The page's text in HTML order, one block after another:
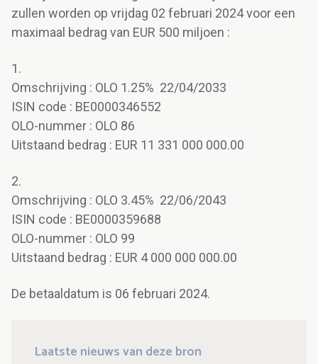
zullen worden op vrijdag 02 februari 2024 voor een
maximaal bedrag van EUR 500 miljoen :
1.
Omschrijving : OLO 1.25% 22/04/2033
ISIN code : BE0000346552
OLO-nummer : OLO 86
Uitstaand bedrag : EUR 11 331 000 000.00
2.
Omschrijving : OLO 3.45% 22/06/2043
ISIN code : BE0000359688
OLO-nummer : OLO 99
Uitstaand bedrag : EUR 4 000 000 000.00
De betaaldatum is 06 februari 2024.
Laatste nieuws van deze bron